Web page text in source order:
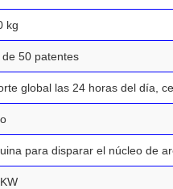
kg
de 50 patentes
global las 24 horas del día,
para disparar el núcleo de